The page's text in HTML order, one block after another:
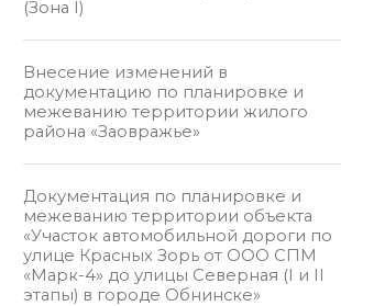
(Зона I)
Внесение изменений в
документацию по планировке и
межеванию территории жилого
района «Заовражье»
Документация по планировке и
межеванию территории объекта
«Участок автомобильной дороги по
улице Красных Зорь от ООО СПМ
«Марк-4» до улицы Северная (I и II
этапы) в городе Обнинске»